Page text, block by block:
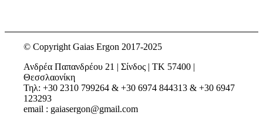
© Copyright Gaias Ergon 2017-2025
Ανδρέα Παπανδρέου 21 | Σίνδος | ΤΚ 57400 |
Θεσσλαονίκη
Τηλ: +30 2310 799264 & +30 6974 844313 & +30 6947
123293
email : gaiasergon@gmail.com